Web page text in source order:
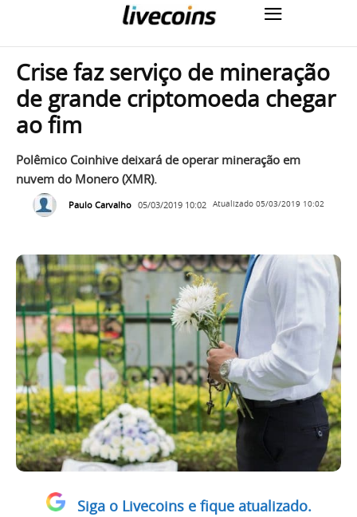
Crise faz serviço de mineração
de grande criptomoeda chegar
ao fim
Polêmico Coinhive deixará de operar mineração em
nuvem do Monero (XMR).
Paulo Carvalho 05/03/2019 10:02 Atualizado 05/03/2019 10:02
Siga o Livecoins e fique atualizado.